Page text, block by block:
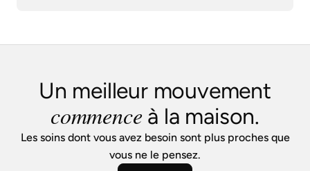
Un meilleur mouvement
commenceà la maison.
Les soins dont vous avez besoin sont plus proches que
vous ne le pensez.